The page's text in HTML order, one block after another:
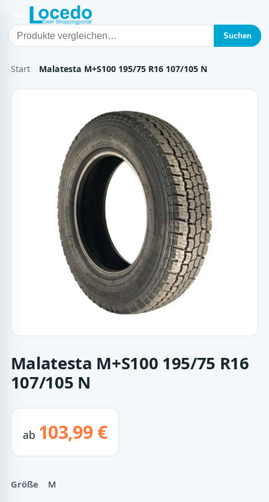
Suchen
Start Malatesta M+S100 195/75 R16 107/105 N
Malatesta M+S100 195/75 R16
107/105 N
ab 103,99 €
Größe M